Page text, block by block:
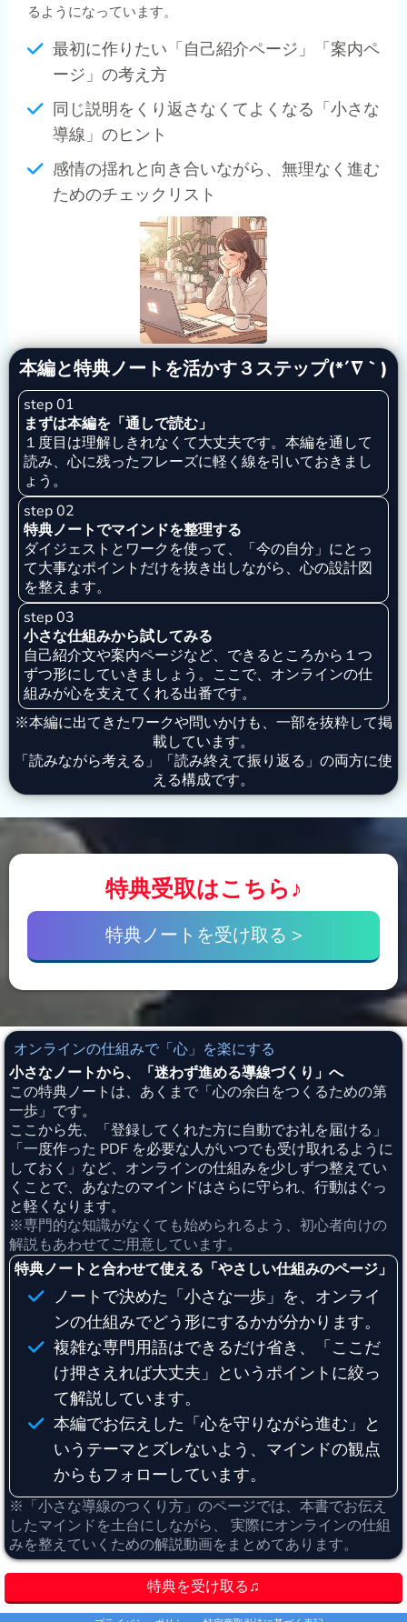
るようになっています。
最初に作りたい「自己紹介ページ」「案内ペ
ージ」の考え方
同じ説明をくり返さなくてよくなる「小さな
導線」のヒント
感情の揺れと向き合いながら、無理なく進む
ためのチェックリスト
本編と特典ノートを活かす３ステップ(*´∇｀)
step 01
まずは本編を「通しで読む」
１度目は理解しきれなくて大丈夫です。本編を通して
読み、心に残ったフレーズに軽く線を引いておきまし
ょう。
step 02
特典ノートでマインドを整理する
ダイジェストとワークを使って、「今の自分」にとっ
て大事なポイントだけを抜き出しながら、心の設計図
を整えます。
step 03
小さな仕組みから試してみる
自己紹介文や案内ページなど、できるところから１つ
ずつ形にしていきましょう。ここで、オンラインの仕
組みが心を支えてくれる出番です。
※本編に出てきたワークや問いかけも、一部を抜粋して掲
載しています。
「読みながら考える」「読み終えて振り返る」の両方に使
える構成です。
特典受取はこちら♪
特典ノートを受け取る >
オンラインの仕組みで「心」を楽にする
小さなノートから、「迷わず進める導線づくり」へ
この特典ノートは、あくまで「心の余白をつくるための第
一歩」です。
ここから先、「登録してくれた方に自動でお礼を届ける」
「一度作った PDF を必要な人がいつでも受け取れるように
しておく」など、オンラインの仕組みを少しずつ整えてい
くことで、あなたのマインドはさらに守られ、行動はぐっ
と軽くなります。
※専門的な知識がなくても始められるよう、初心者向けの
解説もあわせてご用意しています。
特典ノートと合わせて使える「やさしい仕組みのページ」
ノートで決めた「小さな一歩」を、オンライ
ンの仕組みでどう形にするかが分かります。
複雑な専門用語はできるだけ省き、「ここだ
け押さえれば大丈夫」というポイントに絞っ
て解説しています。
本編でお伝えした「心を守りながら進む」と
いうテーマとズレないよう、マインドの観点
からもフォローしています。
※「小さな導線のつくり方」のページでは、本書でお伝え
したマインドを土台にしながら、 実際にオンラインの仕組
みを整えていくための解説動画をまとめてあります。
特典を受け取る♫